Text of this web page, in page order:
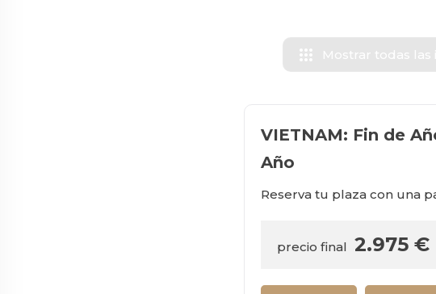
apps Mostrar todas las
VIETNAM: Fin de
Año
Reserva tu plaza con una
precio final 2.975 €